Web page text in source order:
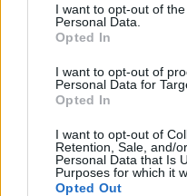
I want to opt-out of
Personal Data.
Opted In
I want to opt-out of
Personal Data for
Opted In
I want to opt-out of
Retention, Sale, and/
Personal Data that Is
Purposes for which it
Opted Out
“Uccidere un
In piazza l’odio
diQuarta
2 Novembre 2021,